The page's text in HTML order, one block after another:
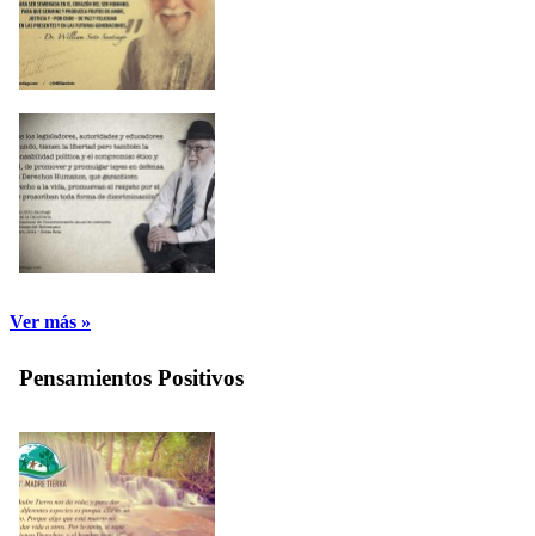
Ver más »
Pensamientos Positivos